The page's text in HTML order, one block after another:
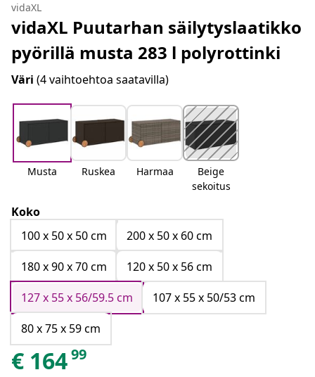
vidaXL
vidaXL Puutarhan säilytyslaatikko
pyörillä musta 283 l polyrottinki
Väri (4 vaihtoehtoa saatavilla)
Musta Ruskea Harmaa
Beige
sekoitus
Koko
100 x 50 x 50 cm
200 x 50 x 60 cm
180 x 90 x 70 cm
120 x 50 x 56 cm
127 x 55 x 56/59.5 cm
107 x 55 x 50/53 cm
80 x 75 x 59 cm
€ 16499